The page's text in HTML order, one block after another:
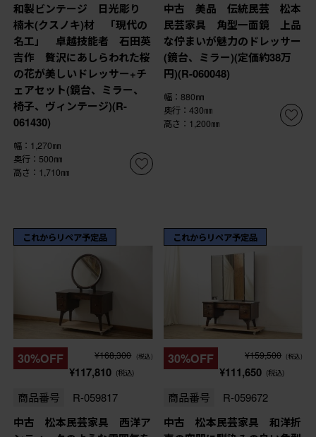
和製ビンテージ 日光彫り
楠木(クスノキ)材 「現代の
名工」 卓越技能者 石田英
吉作 贅沢にあしらわれた桜
の花が美しいドレッサー+チ
ェアセット(鏡台、ミラー、
椅子、ヴィンテージ)(R-
061430)
幅：1,270㎜
奥行：500㎜
高さ：1,710㎜
中古 美品 伝統民芸 松本
民芸家具 角型一面鏡 上品
な佇まいが魅力のドレッサー
(鏡台、ミラー)(定価約38万
円)(R-060048)
幅：880㎜
奥行：430㎜
高さ：1,200㎜
これからリペア予定品
30%OFF ¥168,300 (税込)
¥117,810 (税込)
商品番号 R-059817
中古 松本民芸家具 西洋ア
これからリペア予定品
30%OFF ¥159,500 (税込)
¥111,650 (税込)
商品番号 R-059672
中古 松本民芸家具 和洋折